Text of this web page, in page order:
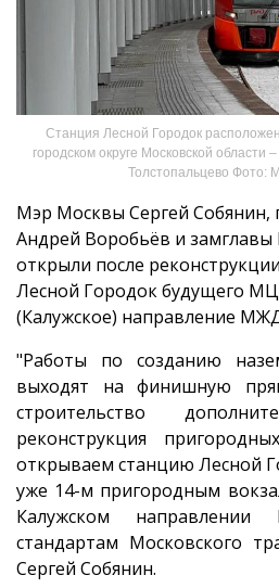
Станция Лесной Городок
городском округе Московской области
Толстопальцево Фото:
Мэр Москвы Сергей Собянин,
Андрей Воробьёв и
открыли после
Лесной Городок будущего
(Калужское) направление
"Работы по созданию
выходят на финишную
строительство
реконструкция
открываем станцию Лесной
уже 14-м пригородным
Калужском
стандартам Московского
Сергей Собянин.